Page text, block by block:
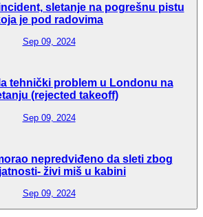
sletanje na pogrešnu pistu
je pod radovima
Sep 09, 2024
tehnički problem u Londonu na
(rejected takeoff)
Sep 09, 2024
nepredviđeno da sleti zbog
živi miš u kabini
Sep 09, 2024